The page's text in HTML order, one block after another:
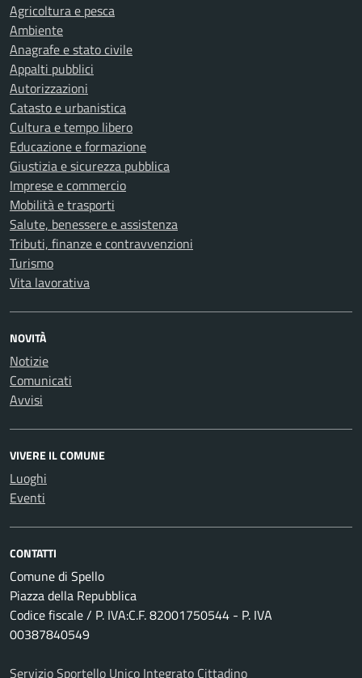
Agricoltura e pesca
Ambiente
Anagrafe e stato civile
Appalti pubblici
Autorizzazioni
Catasto e urbanistica
Cultura e tempo libero
Educazione e formazione
Giustizia e sicurezza pubblica
Imprese e commercio
Mobilità e trasporti
Salute, benessere e assistenza
Tributi, finanze e contravvenzioni
Turismo
Vita lavorativa
NOVITÀ
Notizie
Comunicati
Avvisi
VIVERE IL COMUNE
Luoghi
Eventi
CONTATTI
Comune di Spello
Piazza della Repubblica
Codice fiscale / P. IVA:C.F. 82001750544 - P. IVA
00387840549
Servizio Sportello Unico Integrato Cittadino